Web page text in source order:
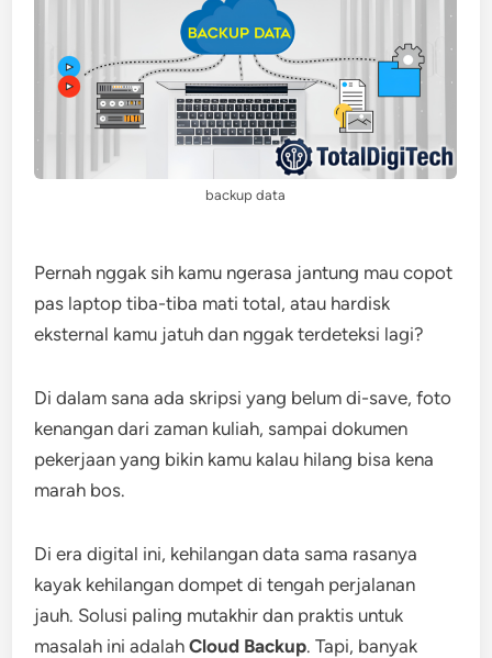
backup data
Pernah nggak sih kamu ngerasa jantung mau copot
pas laptop tiba-tiba mati total, atau hardisk
eksternal kamu jatuh dan nggak terdeteksi lagi?
Di dalam sana ada skripsi yang belum di-save, foto
kenangan dari zaman kuliah, sampai dokumen
pekerjaan yang bikin kamu kalau hilang bisa kena
marah bos.
Di era digital ini, kehilangan data sama rasanya
kayak kehilangan dompet di tengah perjalanan
jauh. Solusi paling mutakhir dan praktis untuk
masalah ini adalahCloud Backup. Tapi, banyak